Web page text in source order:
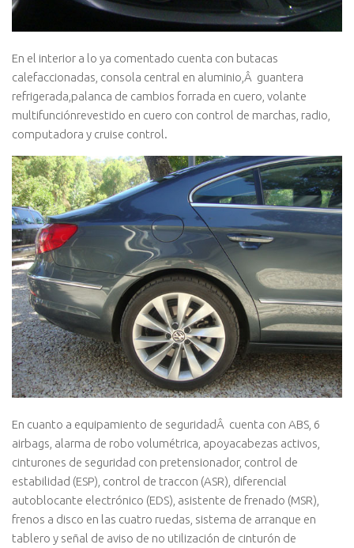
En el interior a lo ya comentado cuenta con butacas
calefaccionadas, consola central en aluminio,Â guantera
refrigerada,palanca de cambios forrada en cuero, volante
multifunciónrevestido en cuero con control de marchas, radio,
computadora y cruise control.
En cuanto a equipamiento de seguridadÂ cuenta con ABS, 6
airbags, alarma de robo volumétrica, apoyacabezas activos,
cinturones de seguridad con pretensionador, control de
estabilidad (ESP), control de traccon (ASR), diferencial
autoblocante electrónico (EDS), asistente de frenado (MSR),
frenos a disco en las cuatro ruedas, sistema de arranque en
tablero y señal de aviso de no utilización de cinturón de